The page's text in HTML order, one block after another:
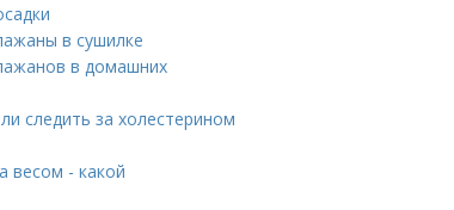
в сушилке
в домашних
следить за холестерином
весом - какой